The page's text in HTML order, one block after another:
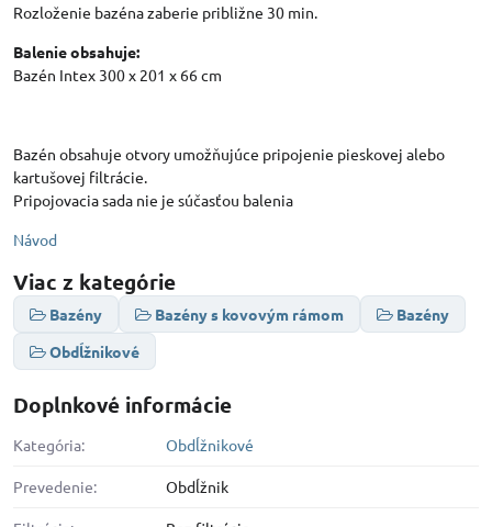
Rozloženie bazéna zaberie približne 30 min.
Balenie obsahuje:
Bazén Intex 300 x 201 x 66 cm
Bazén obsahuje otvory umožňujúce pripojenie pieskovej alebo
kartušovej filtrácie.
Pripojovacia sada nie je súčasťou balenia
Návod
Viac z kategórie
Bazény Bazény s kovovým rámom
Bazény
Obdĺžnikové
Doplnkové informácie
Kategória: Obdĺžnikové
Prevedenie: Obdĺžnik